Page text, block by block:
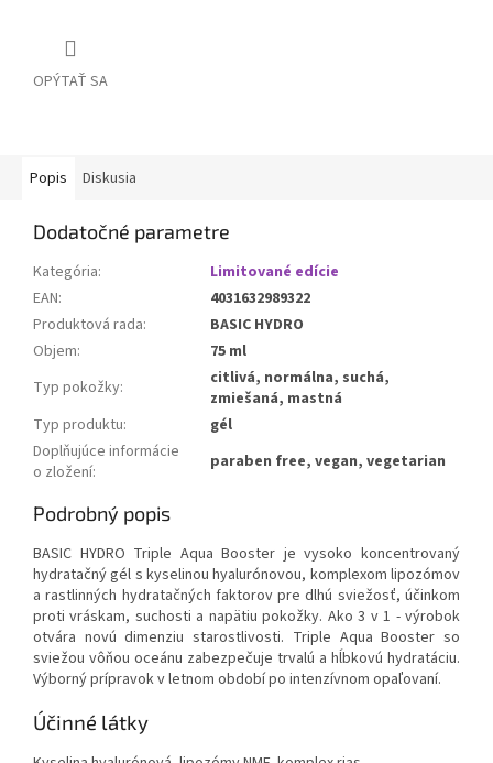
OPÝTAŤ SA
Popis Diskusia
Dodatočné parametre
Kategória:
Limitované edície
EAN:
4031632989322
Produktová rada:
BASIC HYDRO
Objem:
75 ml
Typ pokožky:
citlivá, normálna, suchá,
zmiešaná, mastná
Typ produktu:
gél
Doplňujúce informácie
o zložení: paraben free, vegan, vegetarian
Podrobný popis
BASIC HYDRO Triple Aqua Booster je vysoko koncentrovaný
hydratačný gél s kyselinou hyalurónovou, komplexom lipozómov
a rastlinných hydratačných faktorov pre dlhú sviežosť, účinkom
proti vráskam, suchosti a napätiu pokožky. Ako 3 v 1 - výrobok
otvára novú dimenziu starostlivosti. Triple Aqua Booster so
sviežou vôňou oceánu zabezpečuje trvalú a hĺbkovú hydratáciu.
Výborný prípravok v letnom období po intenzívnom opaľovaní.
Účinné látky